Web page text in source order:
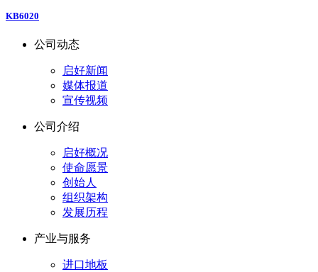
KB6020
公司动态
启好新闻
媒体报道
宣传视频
公司介绍
启好概况
使命愿景
创始人
组织架构
发展历程
产业与服务
进口地板